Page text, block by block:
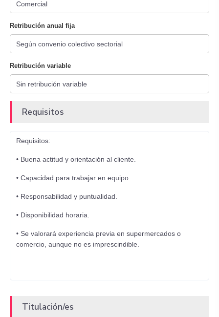
Retribución anual fija
Retribución variable
Requisitos
Requisitos:
• Buena actitud y orientación al cliente.
• Capacidad para trabajar en equipo.
• Responsabilidad y puntualidad.
• Disponibilidad horaria.
• Se valorará experiencia previa en supermercados o
comercio, aunque no es imprescindible.
Titulación/es